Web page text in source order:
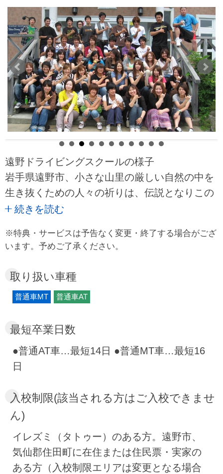
遠野ドライビングスクールの様子
岩手県遠野市、小さな山里の厳しい自然の中を
生き抜くための人々の祈りは、伝説となりこの
遠野に神々を創りだしたのかもしれません。厳
ともに彩りを変える森の木々たち、厳しい自然
遠野の魅力。そんな遠野にある遠野ドライビン
グスクールの合宿免許は、ただ「運転」を教え
てくれるだけではなく、「グリーン・ツーリズ
独自のプランで「自然と人間の営み」、「支え
合う心」を伝えてくれます。遠野ドライビング
スクールでの2 週間の合宿免許は、あなたに伝
えてくれるはずです。
続きを読む
※特典・サービスは予告なく変更・終了する場合がござ
います。予めご了承ください。
取り扱い車種
普通車MT 普通車AT
最短卒業日数
●普通AT車…最短14日 ●普通MT車…最短16
日
入校制限(該当される方はご入校できませ
ん)
イレズミ（タトゥー）のある方。遠野市、
気仙郡住田町に在住または住民票・実家の
ある方（入校制限エリアは変更となる場合